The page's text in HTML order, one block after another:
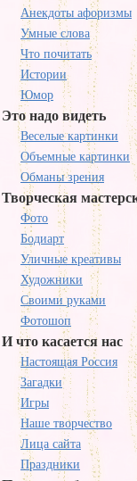
Анекдоты афоризмы
Умные слова
Что почитать
Истории
Юмор
Это надо видеть
Веселые картинки
Объемные картинки
Обманы зрения
Творческая
Фото
Бодиарт
Уличные креативы
Художники
Своими руками
Фотошоп
И что касается нас
Настоящая Россия
Загадки
Игры
Наше творчество
Лица сайта
Праздники